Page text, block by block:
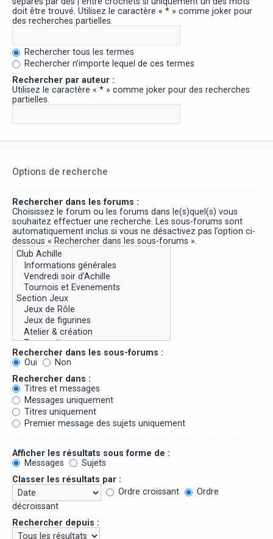
doit être trouvé. Utilisez le caractère « * » comme joker pour
des recherches partielles.
Rechercher tous les termes
Rechercher n’importe lequel de ces termes
Rechercher par auteur :
Utilisez le caractère « * » comme joker pour des recherches
partielles.
Options de recherche
Rechercher dans les forums :
Choisissez le forum ou les forums dans le(s)quel(s) vous
souhaitez effectuer une recherche. Les sous-forums sont
automatiquement inclus si vous ne désactivez pas l’option ci-
dessous « Rechercher dans les sous-forums ».
Rechercher dans les sous-forums :
Oui
Non
Rechercher dans :
Titres et messages
Messages uniquement
Titres uniquement
Premier message des sujets uniquement
Afficher les résultats sous forme de :
Messages
Sujets
Classer les résultats par :
Ordre croissant
Ordre
décroissant
Rechercher depuis :